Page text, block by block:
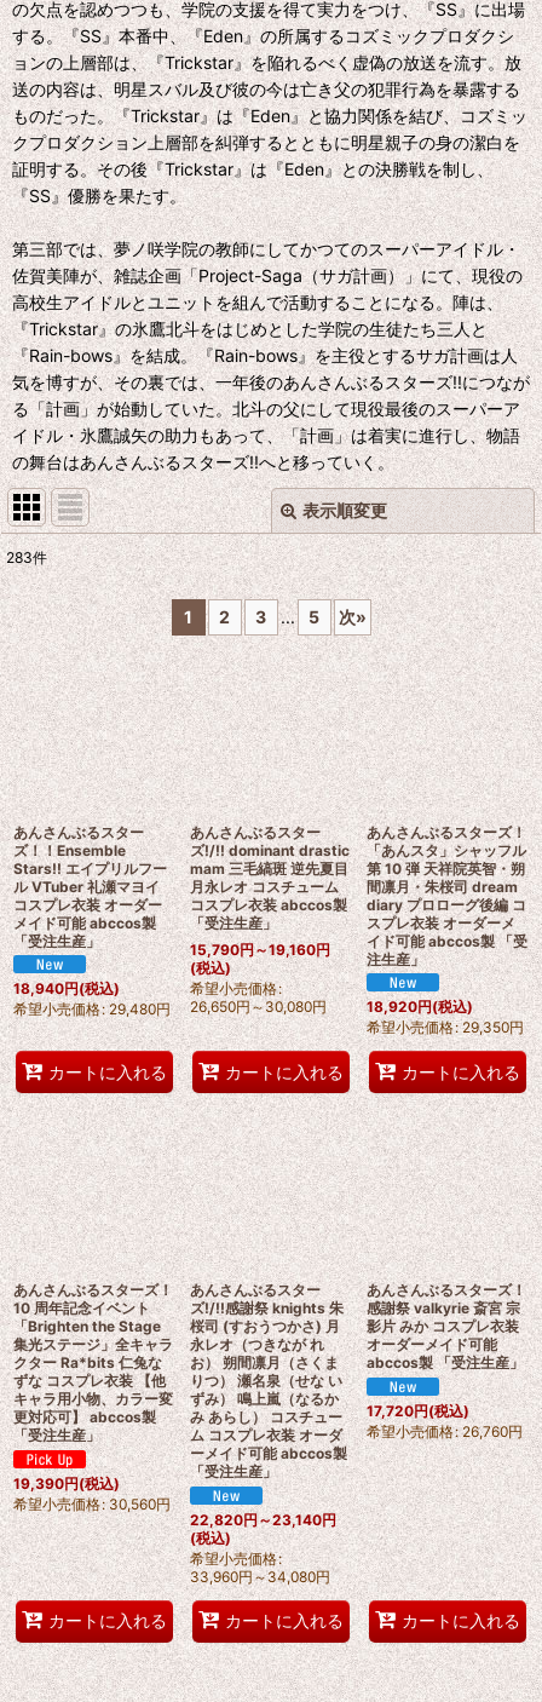
の欠点を認めつつも、学院の支援を得て実力をつけ、『SS』に出場
する。『SS』本番中、『Eden』の所属するコズミックプロダクシ
ョンの上層部は、『Trickstar』を陥れるべく虚偽の放送を流す。放
送の内容は、明星スバル及び彼の今は亡き父の犯罪行為を暴露する
ものだった。『Trickstar』は『Eden』と協力関係を結び、コズミッ
クプロダクション上層部を糾弾するとともに明星親子の身の潔白を
証明する。その後『Trickstar』は『Eden』との決勝戦を制し、
『SS』優勝を果たす。
第三部では、夢ノ咲学院の教師にしてかつてのスーパーアイドル・
佐賀美陣が、雑誌企画「Project-Saga（サガ計画）」にて、現役の
高校生アイドルとユニットを組んで活動することになる。陣は、
『Trickstar』の氷鷹北斗をはじめとした学院の生徒たち三人と
『Rain-bows』を結成。『Rain-bows』を主役とするサガ計画は人
気を博すが、その裏では、一年後のあんさんぶるスターズ!!につなが
る「計画」が始動していた。北斗の父にして現役最後のスーパーア
イドル・氷鷹誠矢の助力もあって、「計画」は着実に進行し、物語
の舞台はあんさんぶるスターズ!!へと移っていく。
表示順変更
表示数:
並び順:
絞り込む
閉じる
283件
1 2 3 ... 5 次»
あんさんぶるスター
ズ！！Ensemble
Stars!! エイプリルフー
ル VTuber 礼瀬マヨイ
コスプレ衣装 オーダー
メイド可能 abccos製
「受注生産」
18,940円(税込)
希望小売価格: 29,480円
カートに入れる
あんさんぶるスター
ズ!/!! dominant drastic
mam 三毛縞斑 逆先夏目
月永レオ コスチューム
コスプレ衣装 abccos製
「受注生産」
15,790円～19,160円
(税込)
希望小売価格:
26,650円～30,080円
カートに入れる
あんさんぶるスターズ！
「あんスタ」シャッフル
第 10 弾 天祥院英智・朔
間凛月・朱桜司 dream
diary プロローグ後編 コ
スプレ衣装 オーダーメ
イド可能 abccos製 「受
注生産」
18,920円(税込)
希望小売価格: 29,350円
カートに入れる
あんさんぶるスターズ！
10 周年記念イベント
「Brighten the Stage
集光ステージ」全キャラ
クター Ra*bits 仁兔な
ずな コスプレ衣装 【他
キャラ用小物、カラー変
更対応可】 abccos製
「受注生産」
19,390円(税込)
希望小売価格: 30,560円
カートに入れる
あんさんぶるスター
ズ!/!!感謝祭 knights 朱
桜司 (すおうつかさ) 月
永レオ（つきなが れ
お） 朔間凛月（さくま
りつ） 瀬名泉（せな い
ずみ） 鳴上嵐（なるか
み あらし） コスチュー
ム コスプレ衣装 オーダ
ーメイド可能 abccos製
「受注生産」
22,820円 ～23,140円
(税込)
希望小売価格:
33,960円～34,080円
カートに入れる
あんさんぶるスターズ！
感謝祭 valkyrie 斎宮 宗
影片 みか コスプレ衣装
オーダーメイド可能
abccos製 「受注生産」
17,720円(税込)
希望小売価格: 26,760円
カートに入れる